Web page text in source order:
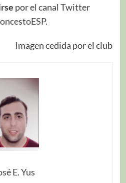
por el canal Twitter
.
Imagen cedida por el club
E. Yus